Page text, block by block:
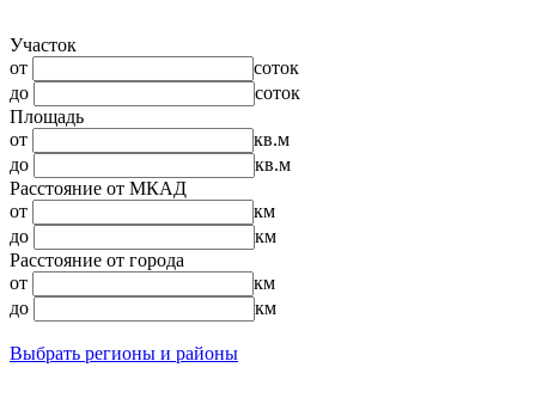
Участок
от
соток
до
соток
Площадь
от
кв.м
до
кв.м
Расстояние от МКАД
от
км
до
км
Расстояние от города
от
км
до
км
Выбрать регионы и районы